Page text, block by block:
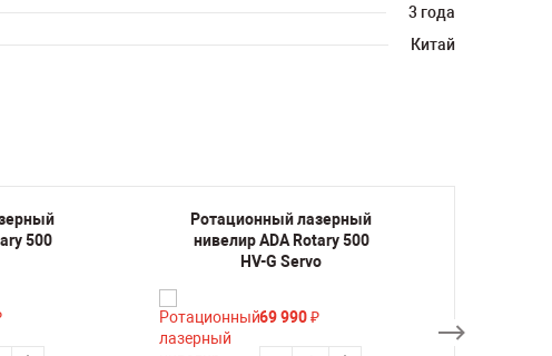
3 года
Китай
500
Ротационный лазерный
нивелир ADA Rotary 500
HV-G Servo
69 990 ₽